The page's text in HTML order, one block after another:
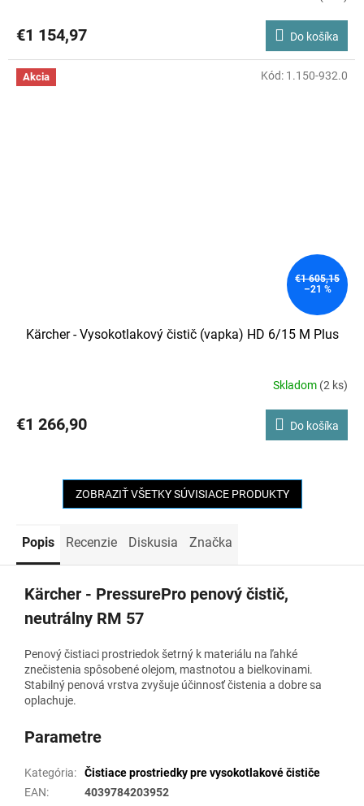
€1 154,97 Do košíka
Akcia
€1 605,15
–21 %
Kärcher - Vysokotlakový čistič (vapka) HD 6/15 M Plus
Skladom (2 ks)
€1 266,90 Do košíka
Kód: 1.150-932.0
ZOBRAZIŤ VŠETKY SÚVISIACE PRODUKTY
Popis Recenzie Diskusia Značka
Kärcher - PressurePro penový čistič,
neutrálny RM 57
Penový čistiaci prostriedok šetrný k materiálu na ľahké
znečistenia spôsobené olejom, mastnotou a bielkovinami.
Stabilný penová vrstva zvyšuje účinnosť čistenia a dobre sa
oplachuje.
Parametre
Kategória:
Čistiace prostriedky pre vysokotlakové čističe
EAN: 4039784203952